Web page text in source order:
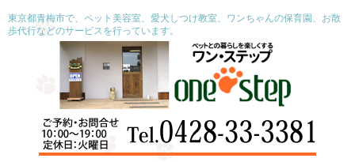
東京都青梅市で、ペット美容室、愛犬しつけ教室、ワンちゃんの保育園、お散
歩代行などのサービスを行っています。